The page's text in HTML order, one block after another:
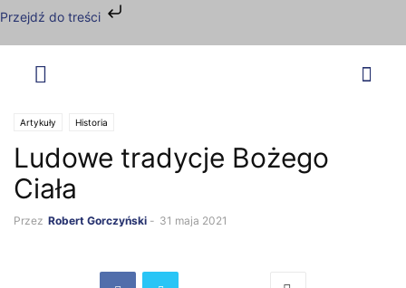
Przejdź do treści
Artykuły Historia
Ludowe tradycje Bożego
Ciała
Przez Robert Gorczyński - 31 maja 2021